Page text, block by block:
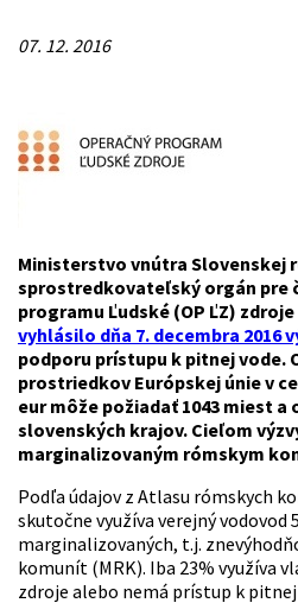
07. 12. 2016
Ministerstvo vnútra Slovenskej
sprostredkovateľský orgán pre
programu Ľudské (OP ĽZ) zdroje
vyhlásilo dňa 7. decembra 2016
podporu prístupu k pitnej vode.
prostriedkov Európskej únie v
eur môže požiadať 1043 miest a
slovenských krajov. Cieľom
marginalizovaným rómskym
Podľa údajov z Atlasu rómskych
skutočne využíva verejný vodovod
marginalizovaných, t.j.
komunít (MRK). Iba 23% využíva
zdroje alebo nemá prístup k pitnej